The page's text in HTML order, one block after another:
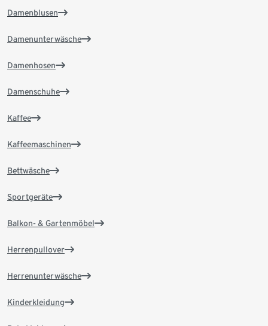
Damenblusen
Damenunterwäsche
Damenhosen
Damenschuhe
Kaffee
Kaffeemaschinen
Bettwäsche
Sportgeräte
Balkon- & Gartenmöbel
Herrenpullover
Herrenunterwäsche
Kinderkleidung